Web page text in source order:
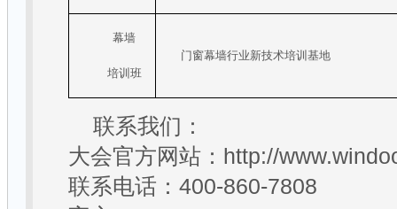
幕墙
培训班
门窗幕墙行业新技术培训基地
联系我们：
大会官方网站： http://
联系电话： 400-860-7808